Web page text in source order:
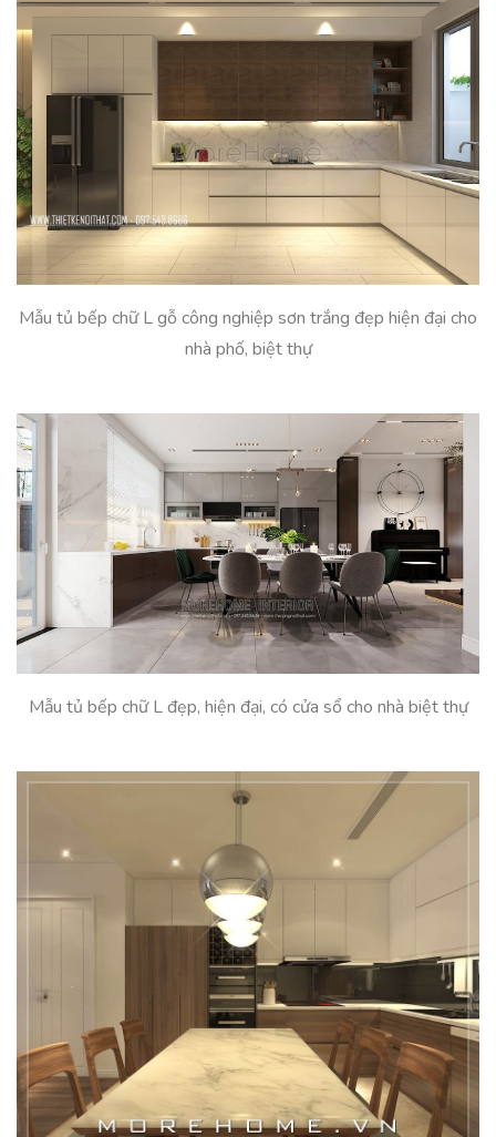
Mẫu tủ bếp chữ L gỗ công nghiệp sơn trắng đẹp hiện đại cho
nhà phố, biệt thự
Mẫu tủ bếp chữ L đẹp, hiện đại, có cửa sổ cho nhà biệt thự